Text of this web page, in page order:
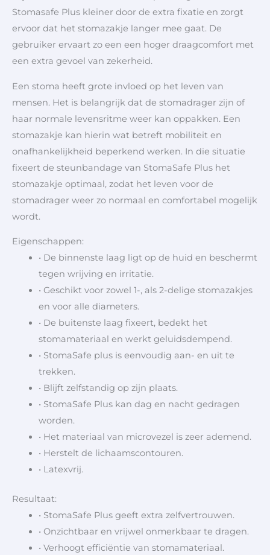
Stomasafe Plus kleiner door de extra fixatie en zorgt
ervoor dat het stomazakje langer mee gaat. De
gebruiker ervaart zo een een hoger draagcomfort met
een extra gevoel van zekerheid.
Een stoma heeft grote invloed op het leven van
mensen. Het is belangrijk dat de stomadrager zijn of
haar normale levensritme weer kan oppakken. Een
stomazakje kan hierin wat betreft mobiliteit en
onafhankelijkheid beperkend werken. In die situatie
fixeert de steunbandage van StomaSafe Plus het
stomazakje optimaal, zodat het leven voor de
stomadrager weer zo normaal en comfortabel mogelijk
wordt.
Eigenschappen:
• De binnenste laag ligt op de huid en beschermt
tegen wrijving en irritatie.
• Geschikt voor zowel 1-, als 2-delige stomazakjes
en voor alle diameters.
• De buitenste laag fixeert, bedekt het
stomamateriaal en werkt geluidsdempend.
• StomaSafe plus is eenvoudig aan- en uit te
trekken.
• Blijft zelfstandig op zijn plaats.
• StomaSafe Plus kan dag en nacht gedragen
worden.
• Het materiaal van microvezel is zeer ademend.
• Herstelt de lichaamscontouren.
• Latexvrij.
Resultaat:
• StomaSafe Plus geeft extra zelfvertrouwen.
• Onzichtbaar en vrijwel onmerkbaar te dragen.
• Verhoogt efficiëntie van stomamateriaal.